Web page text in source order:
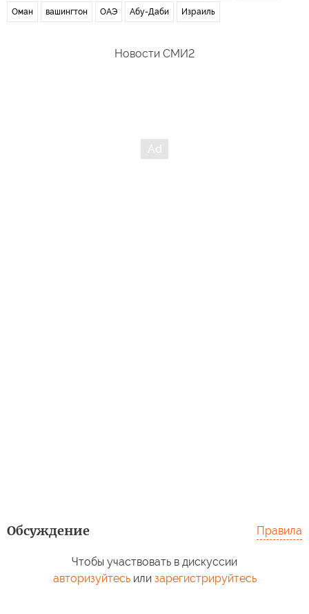
Оман вашингтон ОАЭ Абу-Даби Израиль
Новости СМИ2
Обсуждение Правила
Чтобы участвовать в дискуссии
авторизуйтесьили зарегистрируйтесь